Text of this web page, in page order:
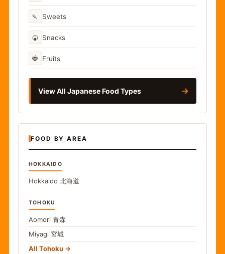
🍡 Sweets
🍘 Snacks
🍓 Fruits
View All Japanese Food Types →
FOOD BY AREA
HOKKAIDO
Hokkaido 北海道
TOHOKU
Aomori 青森
Miyagi 宮城
All Tohoku